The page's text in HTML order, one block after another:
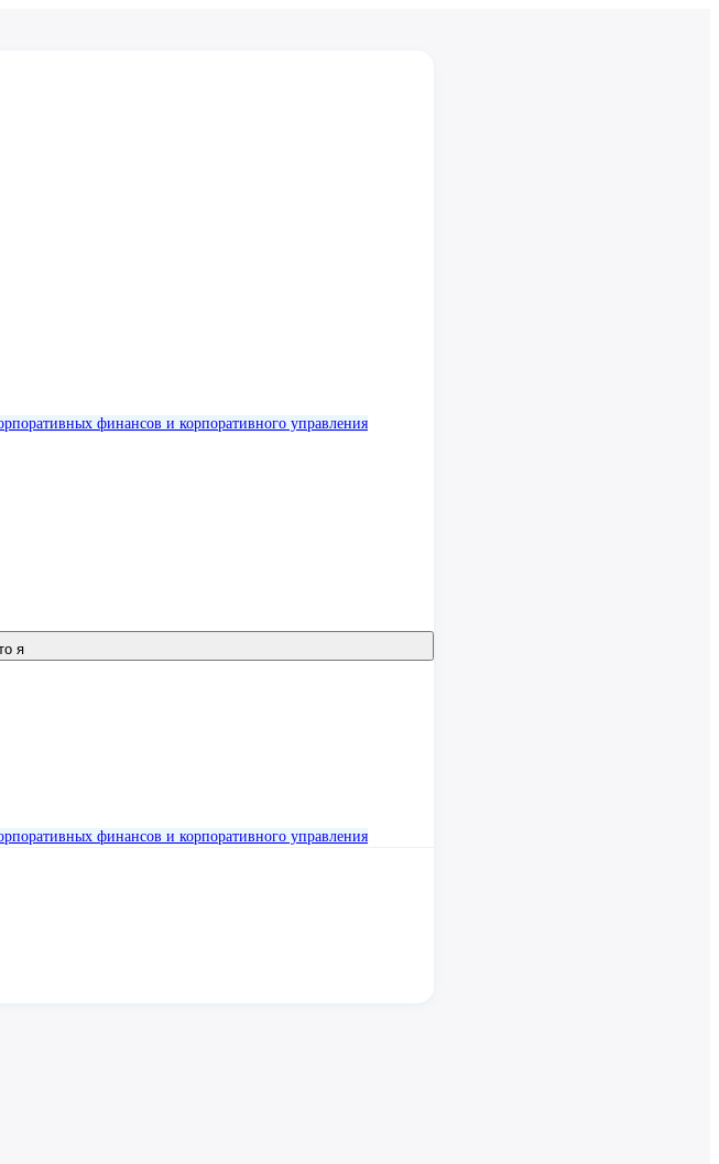
финансов и корпоративного управления
я
финансов и корпоративного управления